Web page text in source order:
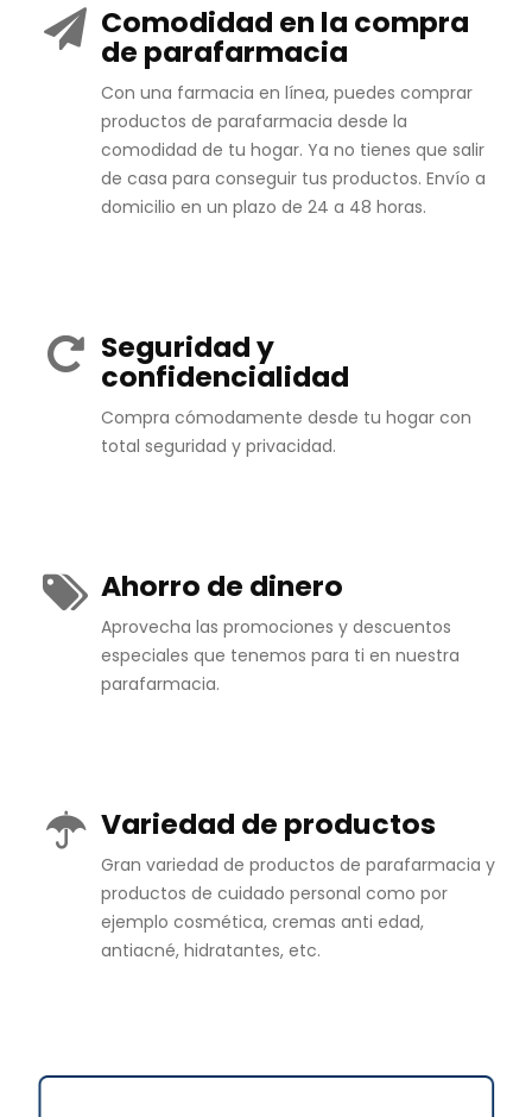
Comodidad en la compra
de parafarmacia
Con una farmacia en línea, puedes comprar
productos de parafarmacia desde la
comodidad de tu hogar. Ya no tienes que salir
de casa para conseguir tus productos. Envío a
domicilio en un plazo de 24 a 48 horas.
Seguridad y
confidencialidad
Compra cómodamente desde tu hogar con
total seguridad y privacidad.
Ahorro de dinero
Aprovecha las promociones y descuentos
especiales que tenemos para ti en nuestra
parafarmacia.
Variedad de productos
Gran variedad de productos de parafarmacia y
productos de cuidado personal como por
ejemplo cosmética, cremas anti edad,
antiacné, hidratantes, etc.